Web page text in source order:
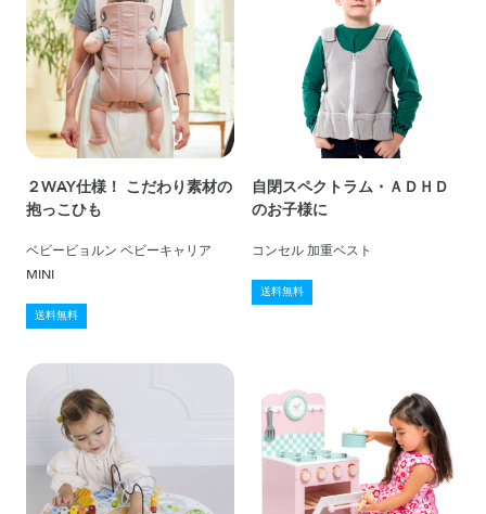
２WAY仕様！ こだわり素材の
抱っこひも
ベビービョルン ベビーキャリア
MINI
送料無料
自閉スペクトラム・ＡＤＨＤ
のお子様に
コンセル 加重ベスト
送料無料